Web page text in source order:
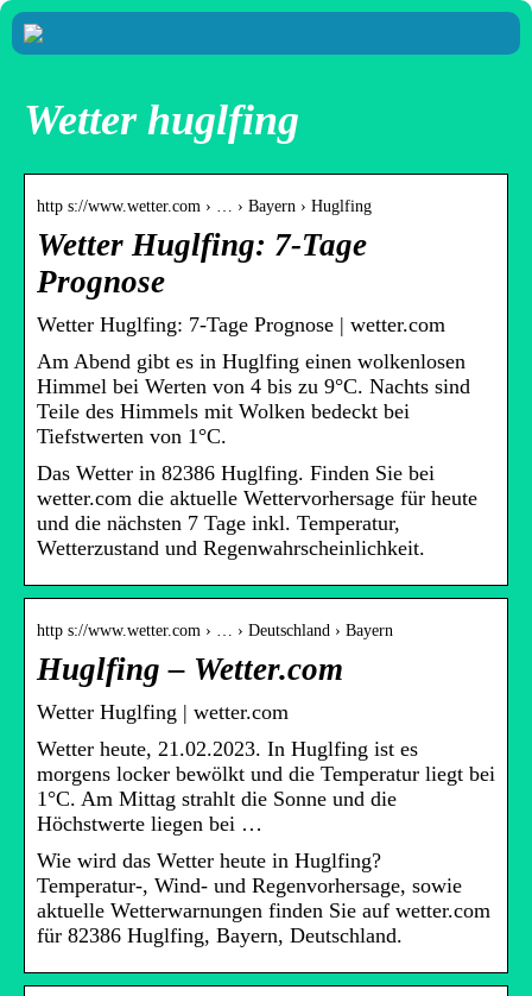
Wetter huglfing
http s://www.wetter.com › … › Bayern › Huglfing
Wetter Huglfing: 7-Tage
Prognose
Wetter Huglfing: 7-Tage Prognose | wetter.com
Am Abend gibt es in Huglfing einen wolkenlosen
Himmel bei Werten von 4 bis zu 9°C. Nachts sind
Teile des Himmels mit Wolken bedeckt bei
Tiefstwerten von 1°C.
Das Wetter in 82386 Huglfing. Finden Sie bei
wetter.com die aktuelle Wettervorhersage für heute
und die nächsten 7 Tage inkl. Temperatur,
Wetterzustand und Regenwahrscheinlichkeit.
http s://www.wetter.com › … › Deutschland › Bayern
Huglfing – Wetter.com
Wetter Huglfing | wetter.com
Wetter heute, 21.02.2023. In Huglfing ist es
morgens locker bewölkt und die Temperatur liegt bei
1°C. Am Mittag strahlt die Sonne und die
Höchstwerte liegen bei …
Wie wird das Wetter heute in Huglfing?
Temperatur-, Wind- und Regenvorhersage, sowie
aktuelle Wetterwarnungen finden Sie auf wetter.com
für 82386 Huglfing, Bayern, Deutschland.